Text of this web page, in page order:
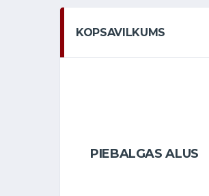
KOPSAVILKUMS
PIEBALGAS ALUS